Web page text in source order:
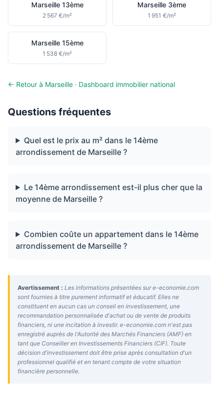
Marseille 13ème
2 567 €/m²
Marseille 3ème
1 951 €/m²
Marseille 15ème
1 538 €/m²
← Retour à Marseille · Dashboard immobilier national
Questions fréquentes
Quel est le prix au m² dans le 14ème
arrondissement de Marseille ?
Le 14ème arrondissement est-il plus cher que la
moyenne de Marseille ?
Combien coûte un appartement dans le 14ème
arrondissement de Marseille ?
Avertissement : Les informations présentées sur e-economie.com
sont fournies à titre purement informatif et éducatif. Elles ne
constituent en aucun cas un conseil en investissement, une
recommandation personnalisée d'achat ou de vente de produits
financiers, ni une incitation à investir. e-economie.com n'est pas
enregistré auprès de l'Autorité des Marchés Financiers (AMF) en
tant que Conseiller en Investissements Financiers (CIF). Toute
décision d'investissement doit être prise après consultation d'un
professionnel qualifié et en tenant compte de votre situation
financière personnelle.